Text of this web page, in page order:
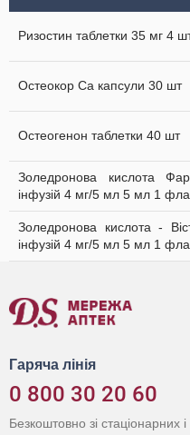
Ризостин таблетки 35 мг 4
Остеокор Cа капсули 30 шт
Остеогенон таблетки 40 шт
Золедронова кислота
інфузій 4 мг/5 мл 5 мл 1
Золедронова кислота -
інфузій 4 мг/5 мл 5 мл 1
Гаряча лінія
0 800 30 20 60
Безкоштовно зі стаціонарних і